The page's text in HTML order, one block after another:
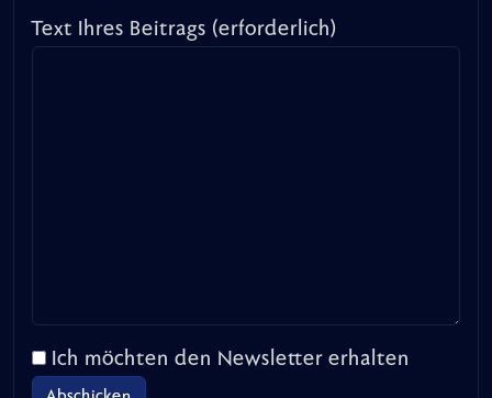
Text Ihres Beitrags (erforderlich)
Ich möchten den Newsletter erhalten